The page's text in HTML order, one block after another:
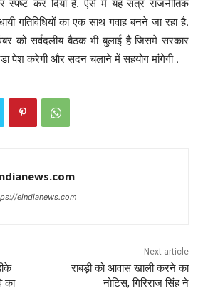
स्पष्ट कर दिया है. ऐसे में यह सत्र राजनीतिक
गतिविधियों का एक साथ गवाह बनने जा रहा है.
को सर्वदलीय बैठक भी बुलाई है जिसमे सरकार
पेश करेगी और सदन चलाने में सहयोग मांगेगी .
eindianews.com
का
Next article
राबड़ी को आवास खाली करने का
नोटिस, गिरिराज सिंह ने